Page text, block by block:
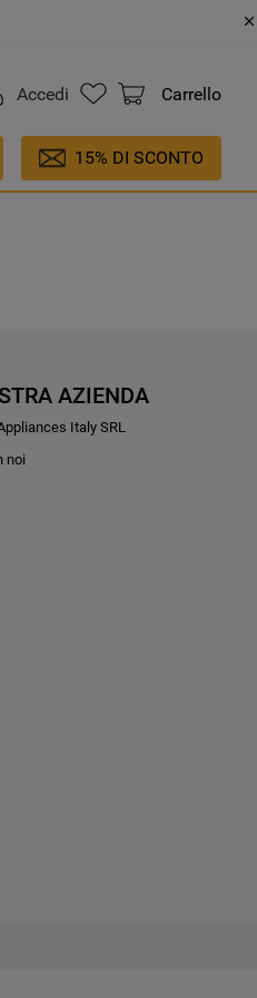
Accedi Carrello
15% DI SCONTO
AZIENDA
Italy SRL
noi